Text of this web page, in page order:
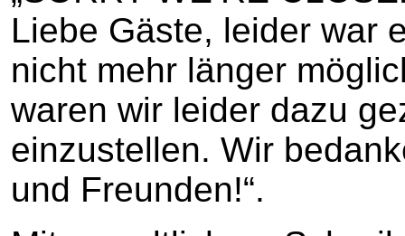
Liebe Gäste, leider war
nicht mehr länger
waren wir leider dazu
einzustellen. Wir
und Freunden!“.